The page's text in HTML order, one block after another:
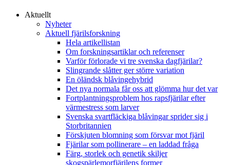
Aktuellt
Nyheter
Aktuell fjärilsforskning
Hela artikellistan
Om forskningsartiklar och referenser
Varför förlorade vi tre svenska dagfjärilar?
Slingrande slåtter ger större variation
En öländsk blåvingehybrid
Det nya normala får oss att glömma hur det var
Fortplantningsproblem hos rapsfjärilar efter
värmestress som larver
Svenska svartfläckiga blåvingar sprider sig i
Storbritannien
Förskjuten blomning som försvar mot fjäril
Fjärilar som pollinerare – en laddad fråga
Färg, storlek och genetik skiljer
skogspärlemorfjärilens former